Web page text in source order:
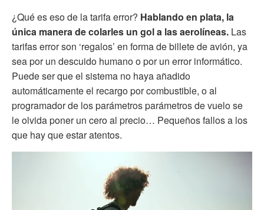
¿Qué es eso de la tarifa error? Hablando en plata, la
única manera de colarles un gol a las aerolíneas. Las
tarifas error son ‘regalos’ en forma de billete de avión, ya
sea por un descuido humano o por un error informático.
Puede ser que el sistema no haya añadido
automáticamente el recargo por combustible, o al
programador de los parámetros parámetros de vuelo se
le olvida poner un cero al precio… Pequeños fallos a los
que hay que estar atentos.